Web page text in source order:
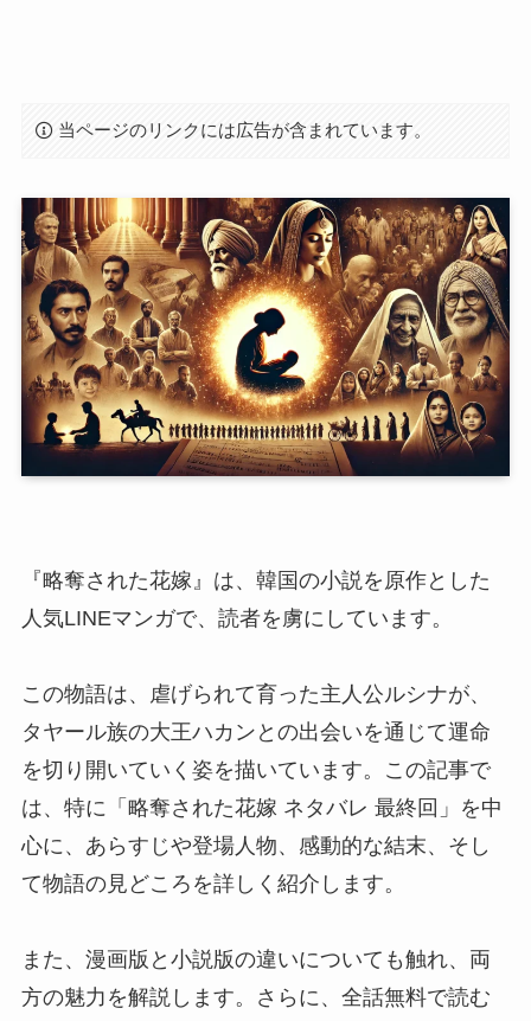
当ページのリンクには広告が含まれています。
『略奪された花嫁』は、韓国の小説を原作とした
人気LINEマンガで、読者を虜にしています。
この物語は、虐げられて育った主人公ルシナが、
タヤール族の大王ハカンとの出会いを通じて運命
を切り開いていく姿を描いています。この記事で
は、特に「略奪された花嫁 ネタバレ 最終回」を中
心に、あらすじや登場人物、感動的な結末、そし
て物語の見どころを詳しく紹介します。
また、漫画版と小説版の違いについても触れ、両
方の魅力を解説します。さらに、全話無料で読む